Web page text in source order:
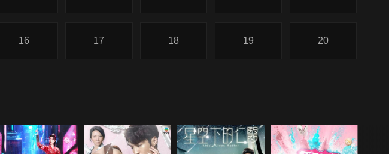
16 17 18 19 20